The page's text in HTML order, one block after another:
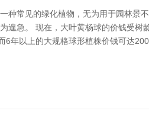
种常见的绿化植物，无为用于园林景
遑急。 现在，大叶黄杨球的价钱受
6年以上的大规格球形植株价钱可达